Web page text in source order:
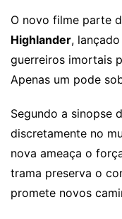
O novo filme parte
Highlander,
guerreiros imortais
Apenas um pode
Segundo a sinopse
discretamente no
nova ameaça o
trama preserva o
promete novos